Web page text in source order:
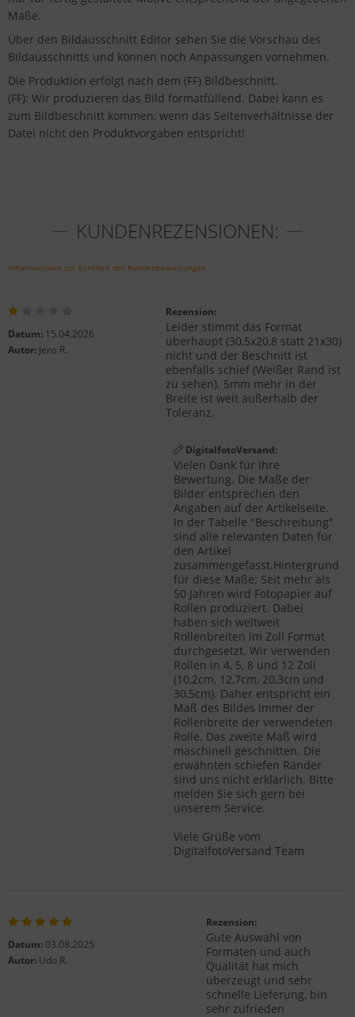
Maße.
Über den Bildausschnitt Editor sehen Sie die Vorschau des
Bildausschnitts und können noch Anpassungen vornehmen.
Die Produktion erfolgt nach dem (FF) Bildbeschnitt.
(FF): Wir produzieren das Bild formatfüllend. Dabei kann es
zum Bildbeschnitt kommen, wenn das Seitenverhältnisse der
Datei nicht den Produktvorgaben entspricht!
KUNDENREZENSIONEN:
Informationen zur Echtheit der Kundenbewertungen
Datum: 15.04.2026
Autor: Jens R.
Rezension:
Leider stimmt das Format
überhaupt (30,5x20,8 statt 21x30)
nicht und der Beschnitt ist
ebenfalls schief (Weißer Rand ist
zu sehen). 5mm mehr in der
Breite ist weit außerhalb der
Toleranz.
DigitalfotoVersand:
Vielen Dank für Ihre
Bewertung. Die Maße der
Bilder entsprechen den
Angaben auf der Artikelseite.
In der Tabelle "Beschreibung"
sind alle relevanten Daten für
den Artikel
zusammengefasst.Hintergrund
für diese Maße: Seit mehr als
50 Jahren wird Fotopapier auf
Rollen produziert. Dabei
haben sich weltweit
Rollenbreiten im Zoll Format
durchgesetzt. Wir verwenden
Rollen in 4, 5, 8 und 12 Zoll
(10,2cm, 12,7cm, 20,3cm und
30,5cm). Daher entspricht ein
Maß des Bildes immer der
Rollenbreite der verwendeten
Rolle. Das zweite Maß wird
maschinell geschnitten. Die
erwähnten schiefen Ränder
sind uns nicht erklärlich. Bitte
melden Sie sich gern bei
unserem Service.
Viele Grüße vom
DigitalfotoVersand Team
Datum: 03.08.2025
Autor: Udo R.
Rezension:
Gute Auswahl von
Formaten und auch
Qualität hat mich
überzeugt und sehr
schnelle Lieferung, bin
sehr zufrieden